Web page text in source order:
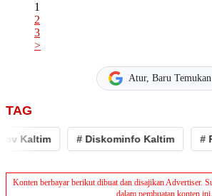
1
2
3
>
Atur, Baru Temukan
TAG
# Diskominfo Kaltim # Pusat